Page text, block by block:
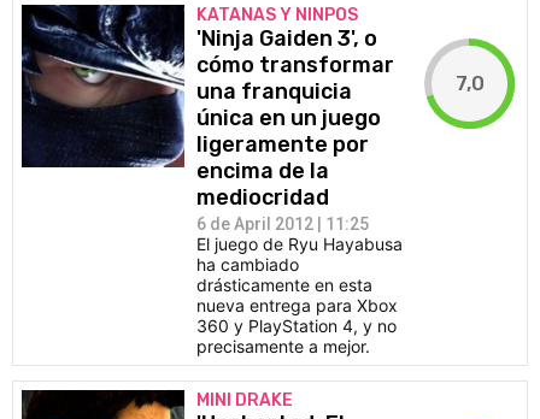
KATANAS Y NINPOS
'Ninja Gaiden 3', o
cómo transformar
una franquicia
única en un juego
ligeramente por
encima de la
mediocridad
6 de April 2012 | 11:25
El juego de Ryu Hayabusa
ha cambiado
drásticamente en esta
nueva entrega para Xbox
360 y PlayStation 4, y no
precisamente a mejor.
7,0
MINI DRAKE